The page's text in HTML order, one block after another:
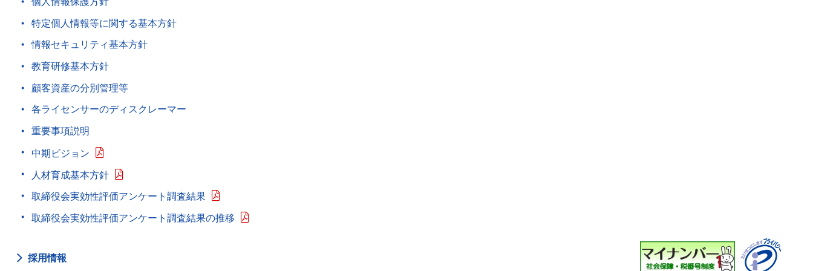
特定個人情報等に関する基本方針
情報セキュリティ基本方針
教育研修基本方針
顧客資産の分別管理等
各ライセンサーのディスクレーマー
重要事項説明
中期ビジョン
人材育成基本方針
取締役会実効性評価アンケート調査結果
取締役会実効性評価アンケート調査結果の推移
採用情報